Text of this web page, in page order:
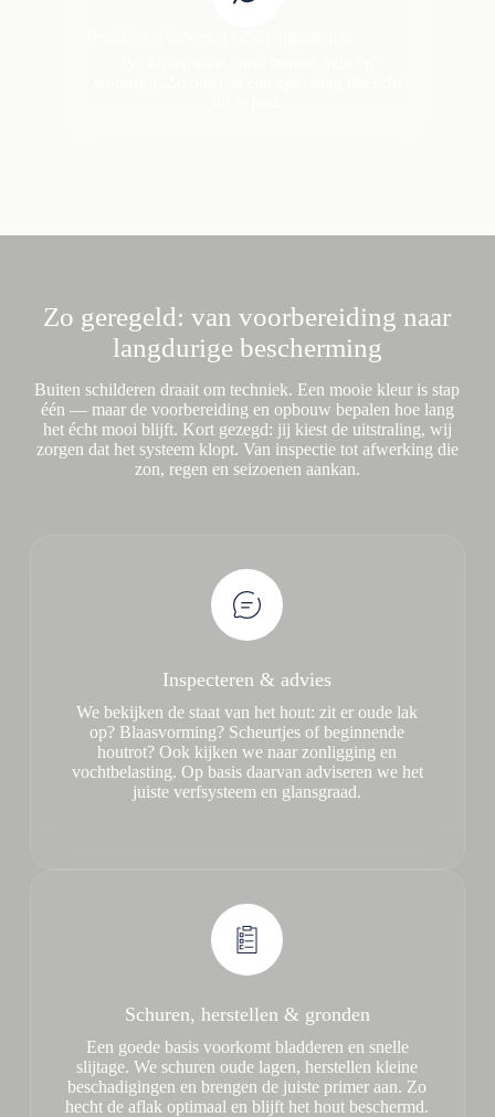
Zo geregeld: van voorbereiding naar
langdurige bescherming
Buiten schilderen draait om techniek. Een mooie kleur is stap
één — maar de voorbereiding en opbouw bepalen hoe lang
het écht mooi blijft. Kort gezegd: jij kiest de uitstraling, wij
zorgen dat het systeem klopt. Van inspectie tot afwerking die
zon, regen en seizoenen aankan.
Inspecteren & advies
We bekijken de staat van het hout: zit er oude lak
op? Blaasvorming? Scheurtjes of beginnende
houtrot? Ook kijken we naar zonligging en
vochtbelasting. Op basis daarvan adviseren we het
juiste verfsysteem en glansgraad.
Schuren, herstellen & gronden
Een goede basis voorkomt bladderen en snelle
slijtage. We schuren oude lagen, herstellen kleine
beschadigingen en brengen de juiste primer aan. Zo
hecht de aflak optimaal en blijft het hout beschermd.